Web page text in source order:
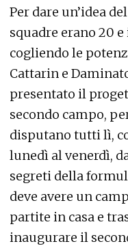
Per dare un’idea
squadre erano 20
cogliendo le
Cattarin e
presentato il
secondo campo,
disputano tutti lì,
lunedì al venerdì,
segreti della
deve avere un
partite in casa e
inaugurare il